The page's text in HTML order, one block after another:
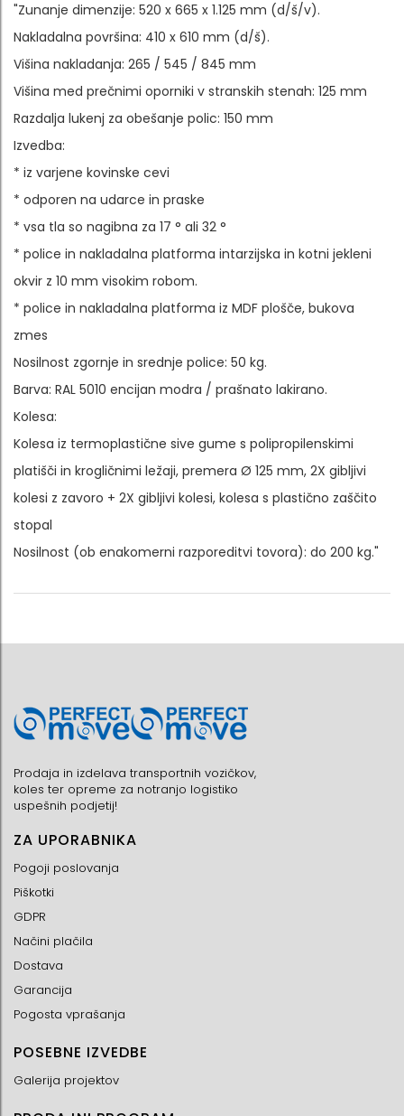
"Zunanje dimenzije: 520 x 665 x 1.125 mm (d/š/v).
Nakladalna površina: 410 x 610 mm (d/š).
Višina nakladanja: 265 / 545 / 845 mm
Višina med prečnimi oporniki v stranskih stenah: 125 mm
Razdalja lukenj za obešanje polic: 150 mm
Izvedba:
* iz varjene kovinske cevi
* odporen na udarce in praske
* vsa tla so nagibna za 17 ° ali 32 °
* police in nakladalna platforma intarzijska in kotni jekleni
okvir z 10 mm visokim robom.
* police in nakladalna platforma iz MDF plošče, bukova
zmes
Nosilnost zgornje in srednje police: 50 kg.
Barva: RAL 5010 encijan modra / prašnato lakirano.
Kolesa:
Kolesa iz termoplastične sive gume s polipropilenskimi
platišči in krogličnimi ležaji, premera Ø 125 mm, 2X gibljivi
kolesi z zavoro + 2X gibljivi kolesi, kolesa s plastično zaščito
stopal
Nosilnost (ob enakomerni razporeditvi tovora): do 200 kg."
Prodaja in izdelava transportnih vozičkov,
koles ter opreme za notranjo logistiko
uspešnih podjetij!
ZA UPORABNIKA
Pogoji poslovanja
Piškotki
GDPR
Načini plačila
Dostava
Garancija
Pogosta vprašanja
POSEBNE IZVEDBE
Galerija projektov